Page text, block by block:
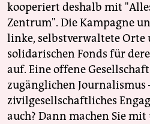
kooperiert deshalb mit
Zentrum". Die Kampagne
linke, selbstverwaltete Orte
solidarischen Fonds für
auf. Eine offene
zugänglichen Journalismus
zivilgesellschaftliches
auch? Dann machen Sie